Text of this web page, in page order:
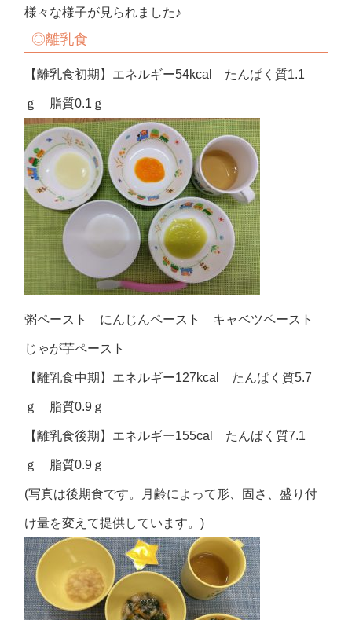
様々な様子が見られました♪
◎離乳食
【離乳食初期】エネルギー54kcal たんぱく質1.1
ｇ 脂質0.1ｇ
粥ペースト にんじんペースト キャベツペースト
じゃが芋ペースト
【離乳食中期】エネルギー127kcal たんぱく質5.7
ｇ 脂質0.9ｇ
【離乳食後期】エネルギー155cal たんぱく質7.1
ｇ 脂質0.9ｇ
(写真は後期食です。月齢によって形、固さ、盛り付
け量を変えて提供しています。)